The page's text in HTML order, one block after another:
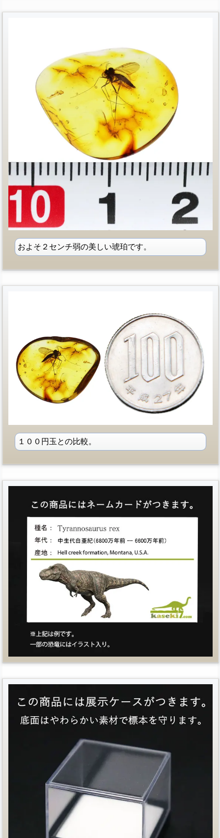
およそ２センチ弱の美しい琥珀です。
１００円玉との比較。